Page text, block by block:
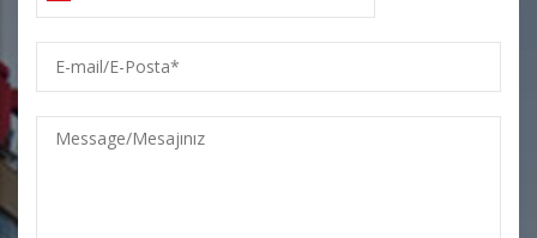
mail/E-
Posta
Message/Mesajınız